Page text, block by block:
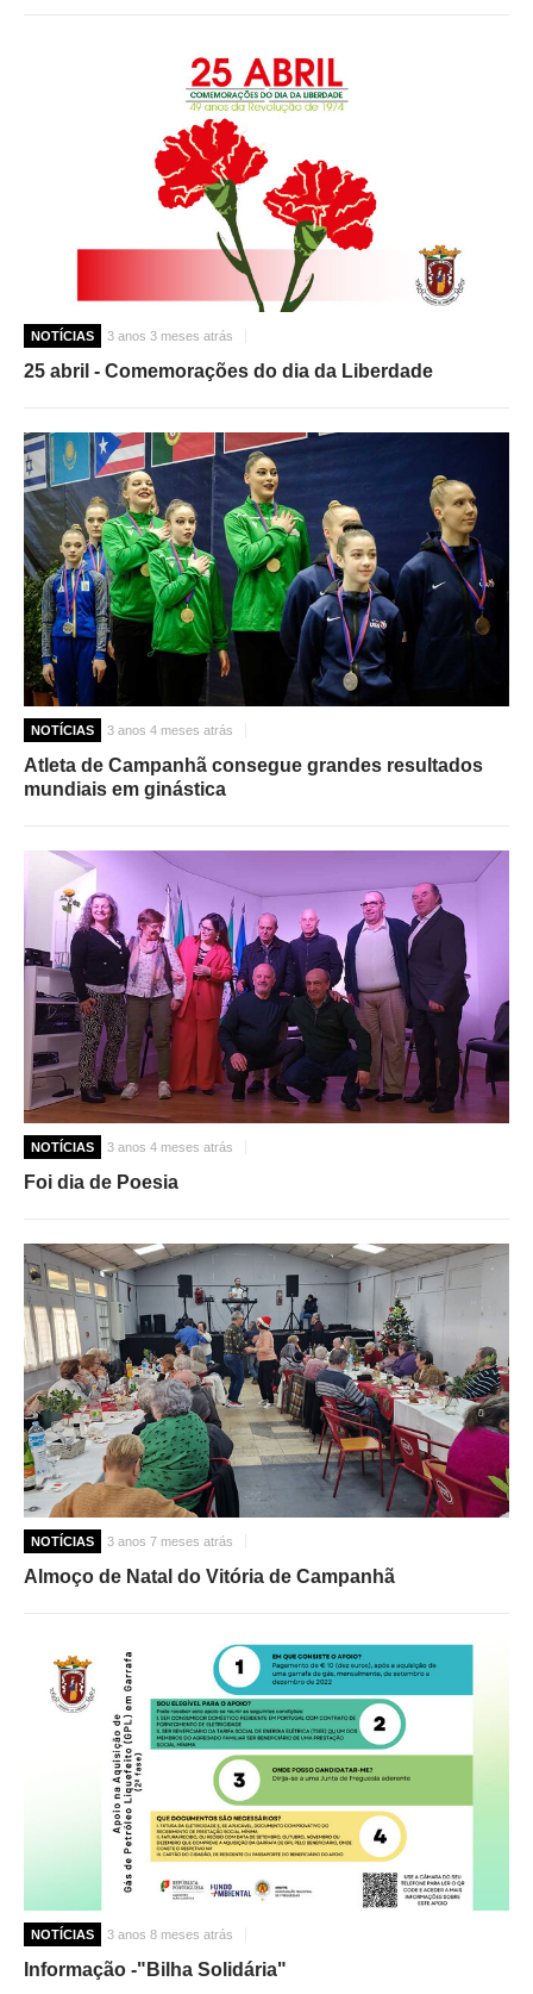
NOTÍCIAS 3 anos 3 meses atrás
25 abril - Comemorações do dia da Liberdade
NOTÍCIAS 3 anos 4 meses atrás
Atleta de Campanhã consegue grandes resultados
mundiais em ginástica
NOTÍCIAS 3 anos 4 meses atrás
Foi dia de Poesia
NOTÍCIAS 3 anos 7 meses atrás
Almoço de Natal do Vitória de Campanhã
NOTÍCIAS 3 anos 8 meses atrás
Informação -"Bilha Solidária"